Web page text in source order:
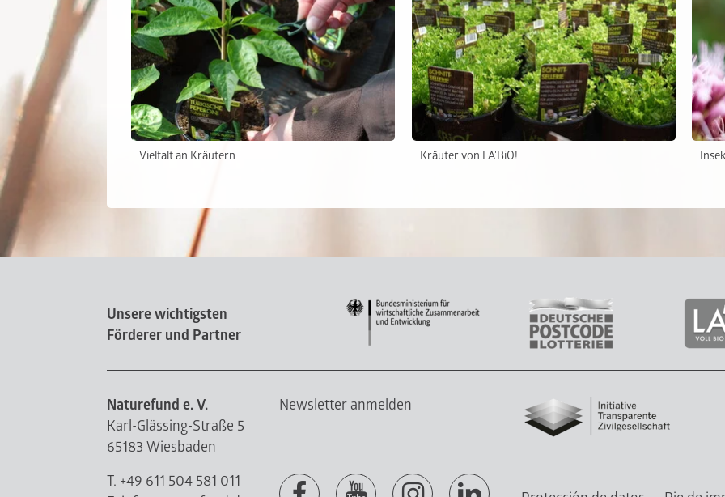
Vielfalt an Kräutern Kräuter von LA'BiO!
Unsere wichtigsten
Förderer und Partner
Naturefund e. V.
Karl-Glässing-Straße 5
65183 Wiesbaden
T. +49 611 504 581 011
Newsletter anmelden